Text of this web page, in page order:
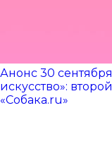
Анонс 30
искусство»:
«Собака.ru»